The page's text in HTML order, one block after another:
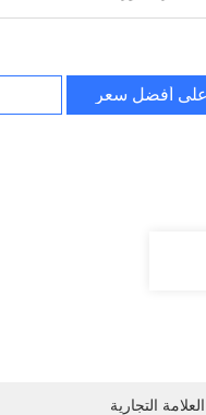
أفضل سعر
التجارية